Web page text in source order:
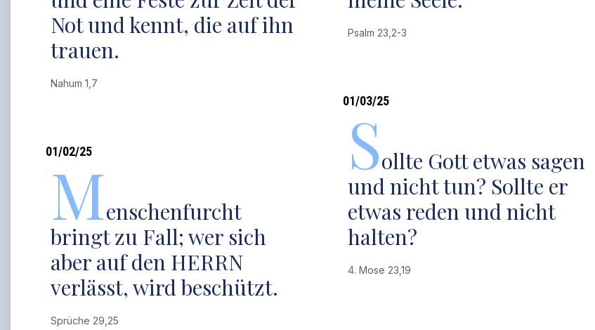
Not und kennt, die auf ihn
trauen.
Nahum 1,7
01/02/25
Menschenfurcht
bringt zu Fall; wer sich
aber auf den HERRN
verlässt, wird beschützt.
Sprüche 29,25
Psalm 23,2-3
01/03/25
Sollte Gott etwas sagen
und nicht tun? Sollte er
etwas reden und nicht
halten?
4. Mose 23,19